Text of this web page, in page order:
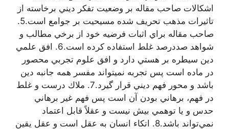
اشكالات صاحب مقاله بر وضعيت تفكر ديني برخاسته از
تاثيرات مذهب تحريف شده مسيحيت بر جوامع است.5.
صاحب مقاله براي اثبات فرضيه خود از برخي مطالب و
شواهد صددرصد غلط استفاده كرده است.6. افق علمي
دين سيطره بر هستي دارد و افق علوم تجربي محصور
در ماده است پس تجربه نميتواند مفسر همه جانبه دين
باشد و محور فهم ديني قرار گيرد.7. ملاك درست و غلط
در فهم، برهاني بودن آن است پس فهم غير برهاني
حدس و يا توهمي بيش نيست و عقلاً قابل اعتماد
نمي‌تواند باشد.8. اتكاء انسان به عقل است و عقل يقين